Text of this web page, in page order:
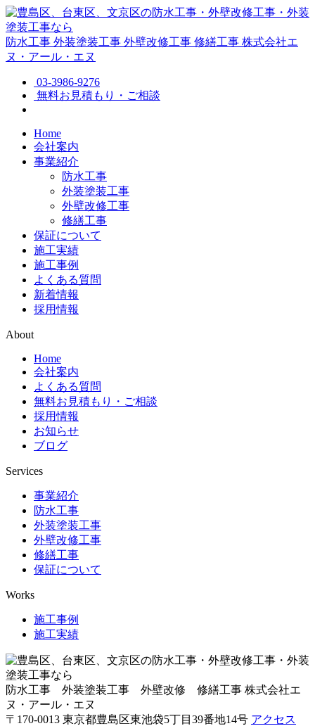
防水工事 外装塗装工事 外壁改修工事 修繕工事 株式会社エ
ヌ・アール・エヌ
03-3986-9276
無料お見積もり・ご相談
Home
会社案内
事業紹介
防水工事
外装塗装工事
外壁改修工事
修繕工事
保証について
施工実績
施工事例
よくある質問
新着情報
採用情報
About
Home
会社案内
よくある質問
無料お見積もり・ご相談
採用情報
お知らせ
ブログ
Services
事業紹介
防水工事
外装塗装工事
外壁改修工事
修繕工事
保証について
Works
施工事例
施工実績
防水工事 外装塗装工事 外壁改修 修繕工事 株式会社エ
ヌ・アール・エヌ
〒170-0013 東京都豊島区東池袋5丁目39番地14号 アクセス